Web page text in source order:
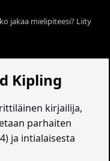
jakaa mielipiteesi? Liity
Kipling
kirjailija,
parhaiten
ja intialaisesta